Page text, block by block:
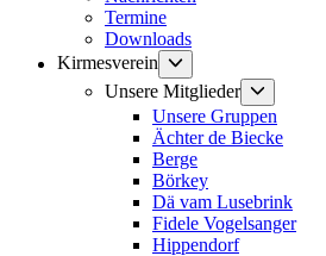
Termine
Downloads
Kirmesverein
Untermenü
anzeigen
Unsere Mitglieder
anzeigen
Unsere Gruppen
Ächter de Biecke
Berge
Börkey
Dä vam Lusebrink
Fidele Vogelsanger
Hippendorf